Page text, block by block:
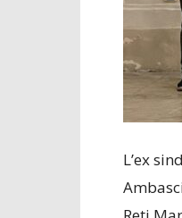
L’ex